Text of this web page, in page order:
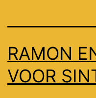
RAMON
VOOR